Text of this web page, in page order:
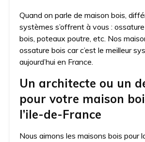
Quand on parle de maison bois,
systèmes s’offrent à vous :
bois, poteaux poutre, etc. Nos
ossature bois car c’est le meilleur
aujourd’hui en France.
Un architecte ou un
pour votre maison
l’ile-de-France
Nous aimons les maisons bois pour